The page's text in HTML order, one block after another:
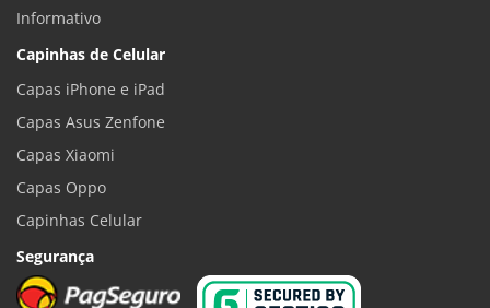
Informativo
Capinhas de Celular
Capas iPhone e iPad
Capas Asus Zenfone
Capas Xiaomi
Capas Oppo
Capinhas Celular
Segurança